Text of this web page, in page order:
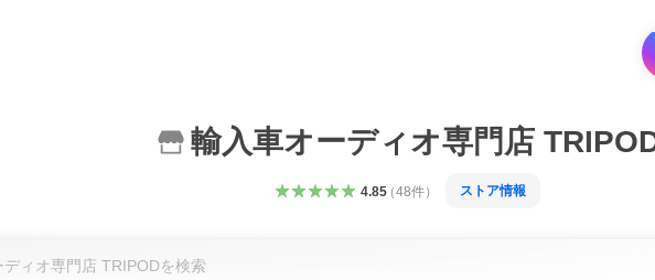
輸入車オーディオ専門店
4.85（48件） ストア情報